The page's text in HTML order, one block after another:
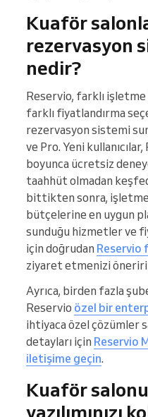
Kuaför
rezervasyon
nedir?
Reservio, farklı
farklı fiyatlandırma
rezervasyon sistemi
ve Pro. Yeni
boyunca ücretsiz
taahhüt olmadan
bittikten sonra,
bütçelerine en uygun
sunduğu hizmetler ve
için doğrudan Reservio
ziyaret etmenizi
Ayrıca, birden fazla
Reservio özel bir
ihtiyaca özel çözümler
detayları için Reservio
iletişime geçin.
Kuaför